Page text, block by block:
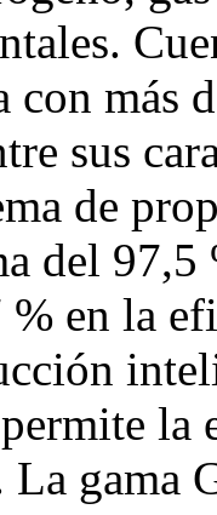
con más
sus
de
del 97,5
en la
la
gama